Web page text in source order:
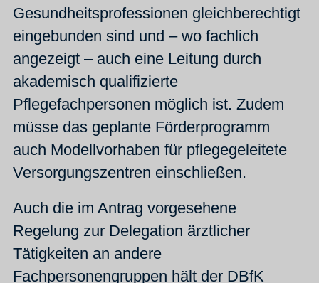
Gesundheitsprofessionen gleichberechtigt
eingebunden sind und – wo fachlich
angezeigt – auch eine Leitung durch
akademisch qualifizierte
Pflegefachpersonen möglich ist. Zudem
müsse das geplante Förderprogramm
auch Modellvorhaben für pflegegeleitete
Versorgungszentren einschließen.
Auch die im Antrag vorgesehene
Regelung zur Delegation ärztlicher
Tätigkeiten an andere
Fachpersonengruppen hält der DBfK